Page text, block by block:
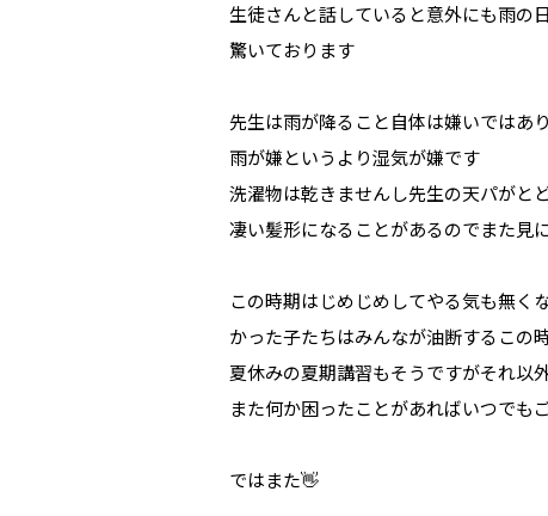
生徒さんと話していると意外にも雨の
驚いております
先生は雨が降ること自体は嫌いではあ
雨が嫌というより湿気が嫌です
洗濯物は乾きませんし先生の天パがと
凄い髪形になることがあるのでまた見
この時期はじめじめしてやる気も無く
かった子たちはみんなが油断するこの
夏休みの夏期講習もそうですがそれ以
また何か困ったことがあればいつでも
ではまた👋